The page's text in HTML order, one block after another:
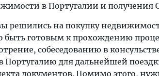
в Португалии и получения
решились на покупку
быть готовым к прохождению
собеседованию в
Португалию для дальнейшей
документов. Помимо этого,